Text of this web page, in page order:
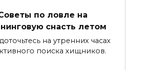
по ловле на
снасть летом
на утренних часах
поиска хищников.